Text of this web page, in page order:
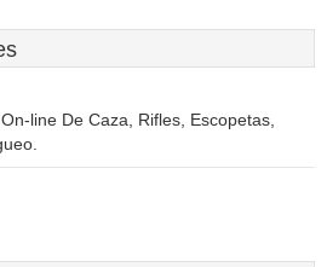
line De Caza, Rifles, Escopetas,